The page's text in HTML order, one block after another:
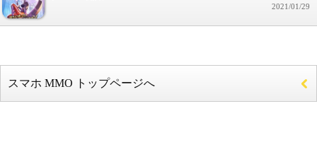
2021/01/29
スマホ MMO トップページへ